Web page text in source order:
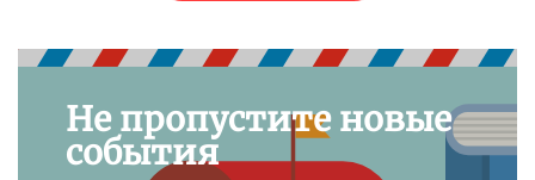
Не пропустите новые
события